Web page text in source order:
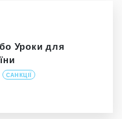
Уроки для
САНКЦІЇ